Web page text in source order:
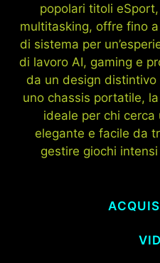
popolari titoli
multitasking, offre fino
di sistema per
di lavoro AI, gaming e
da un design
uno chassis portatile,
ideale per chi
elegante e facile da
gestire giochi